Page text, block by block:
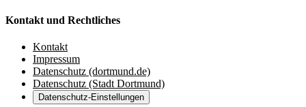
Kontakt und Rechtliches
Kontakt
Impressum
Datenschutz (dortmund.de)
Datenschutz (Stadt Dortmund)
Datenschutz-Einstellungen